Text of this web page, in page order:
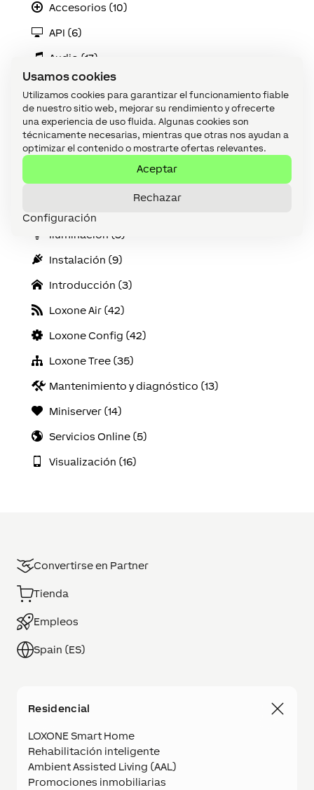
Usamos cookies
Utilizamos cookies para garantizar el funcionamiento fiable
de nuestro sitio web, mejorar su rendimiento y ofrecerte
una experiencia de uso fluida. Algunas cookies son
técnicamente necesarias, mientras que otras nos ayudan a
optimizar el contenido o mostrarte ofertas relevantes.
Aceptar
Rechazar
Configuración
Accesorios (10)
API (6)
Audio (17)
Bloques de función (174)
Complementos (7)
Device (48)
Dispositivos de Red (9)
Ejemplos prácticos (54)
Iluminación (3)
Instalación (9)
Introducción (3)
Loxone Air (42)
Loxone Config (42)
Loxone Tree (35)
Mantenimiento y diagnóstico (13)
Miniserver (14)
Servicios Online (5)
Visualización (16)
Convertirse en Partner
Tienda
Empleos
Spain (ES)
Residencial
LOXONE Smart Home
Rehabilitación inteligente
Ambient Assisted Living (AAL)
Promociones inmobiliarias